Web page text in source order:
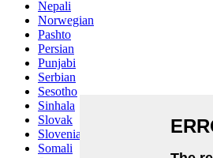
Nepali
Norwegian
Pashto
Persian
Punjabi
Serbian
Sesotho
Sinhala
Slovak
Slovenian
Somali